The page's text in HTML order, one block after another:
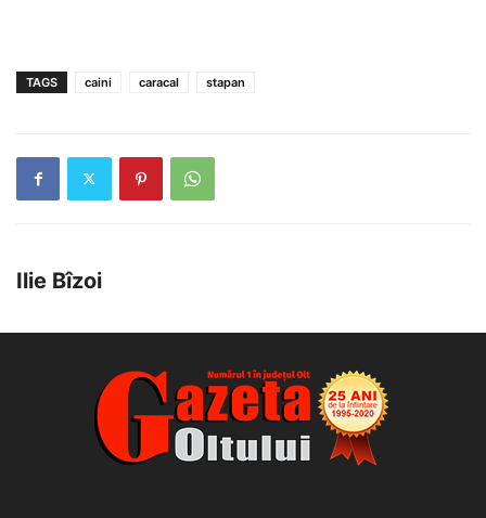
TAGS caini caracal stapan
Ilie Bîzoi